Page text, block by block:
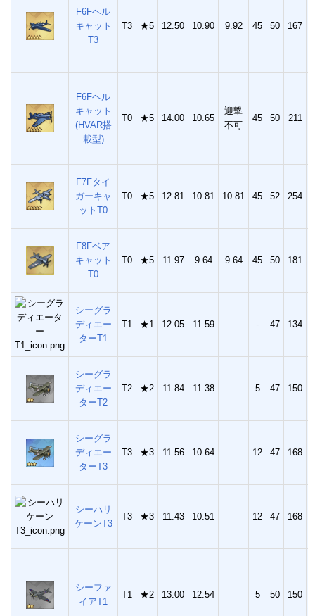
F6Fヘル
キャット
T3
T3 ★5 12.50 10.90 9.92 45 50 167
F6Fヘル
キャット
(HVAR搭
載型)
T0 ★5 14.00 10.65
迎撃
不可
45 50 211
F7Fタイ
ガーキャ
ットT0
T0 ★5 12.81 10.81 10.81 45 52 254
F8Fベア
キャット
T0
T0 ★5 11.97 9.64 9.64 45 50 181
シーグラ
ディエー
ターT1
T1 ★1 12.05 11.59 - 47 134
シーグラ
ディエー
ターT2
T2 ★2 11.84 11.38 5 47 150
シーグラ
ディエー
ターT3
T3 ★3 11.56 10.64 12 47 168
シーハリ
ケーンT3
T3 ★3 11.43 10.51 12 47 168
シーファ
イアT1
T1 ★2 13.00 12.54 5 50 150